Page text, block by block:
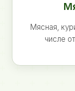
Мясная,
числе